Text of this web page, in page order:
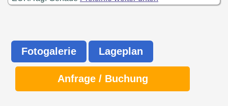
Fotogalerie Lageplan
Anfrage / Buchung